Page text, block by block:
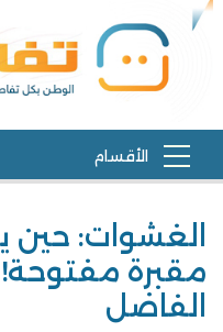
الغشوات: حين
مقبرة
الفاضل